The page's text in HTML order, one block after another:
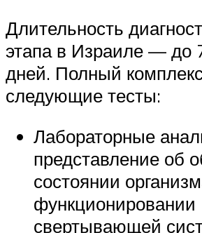
Длительность
этапа в Израиле — до
дней. Полный
следующие тесты:
Лабораторные
представление об
состоянии
функционировании
свертывающей